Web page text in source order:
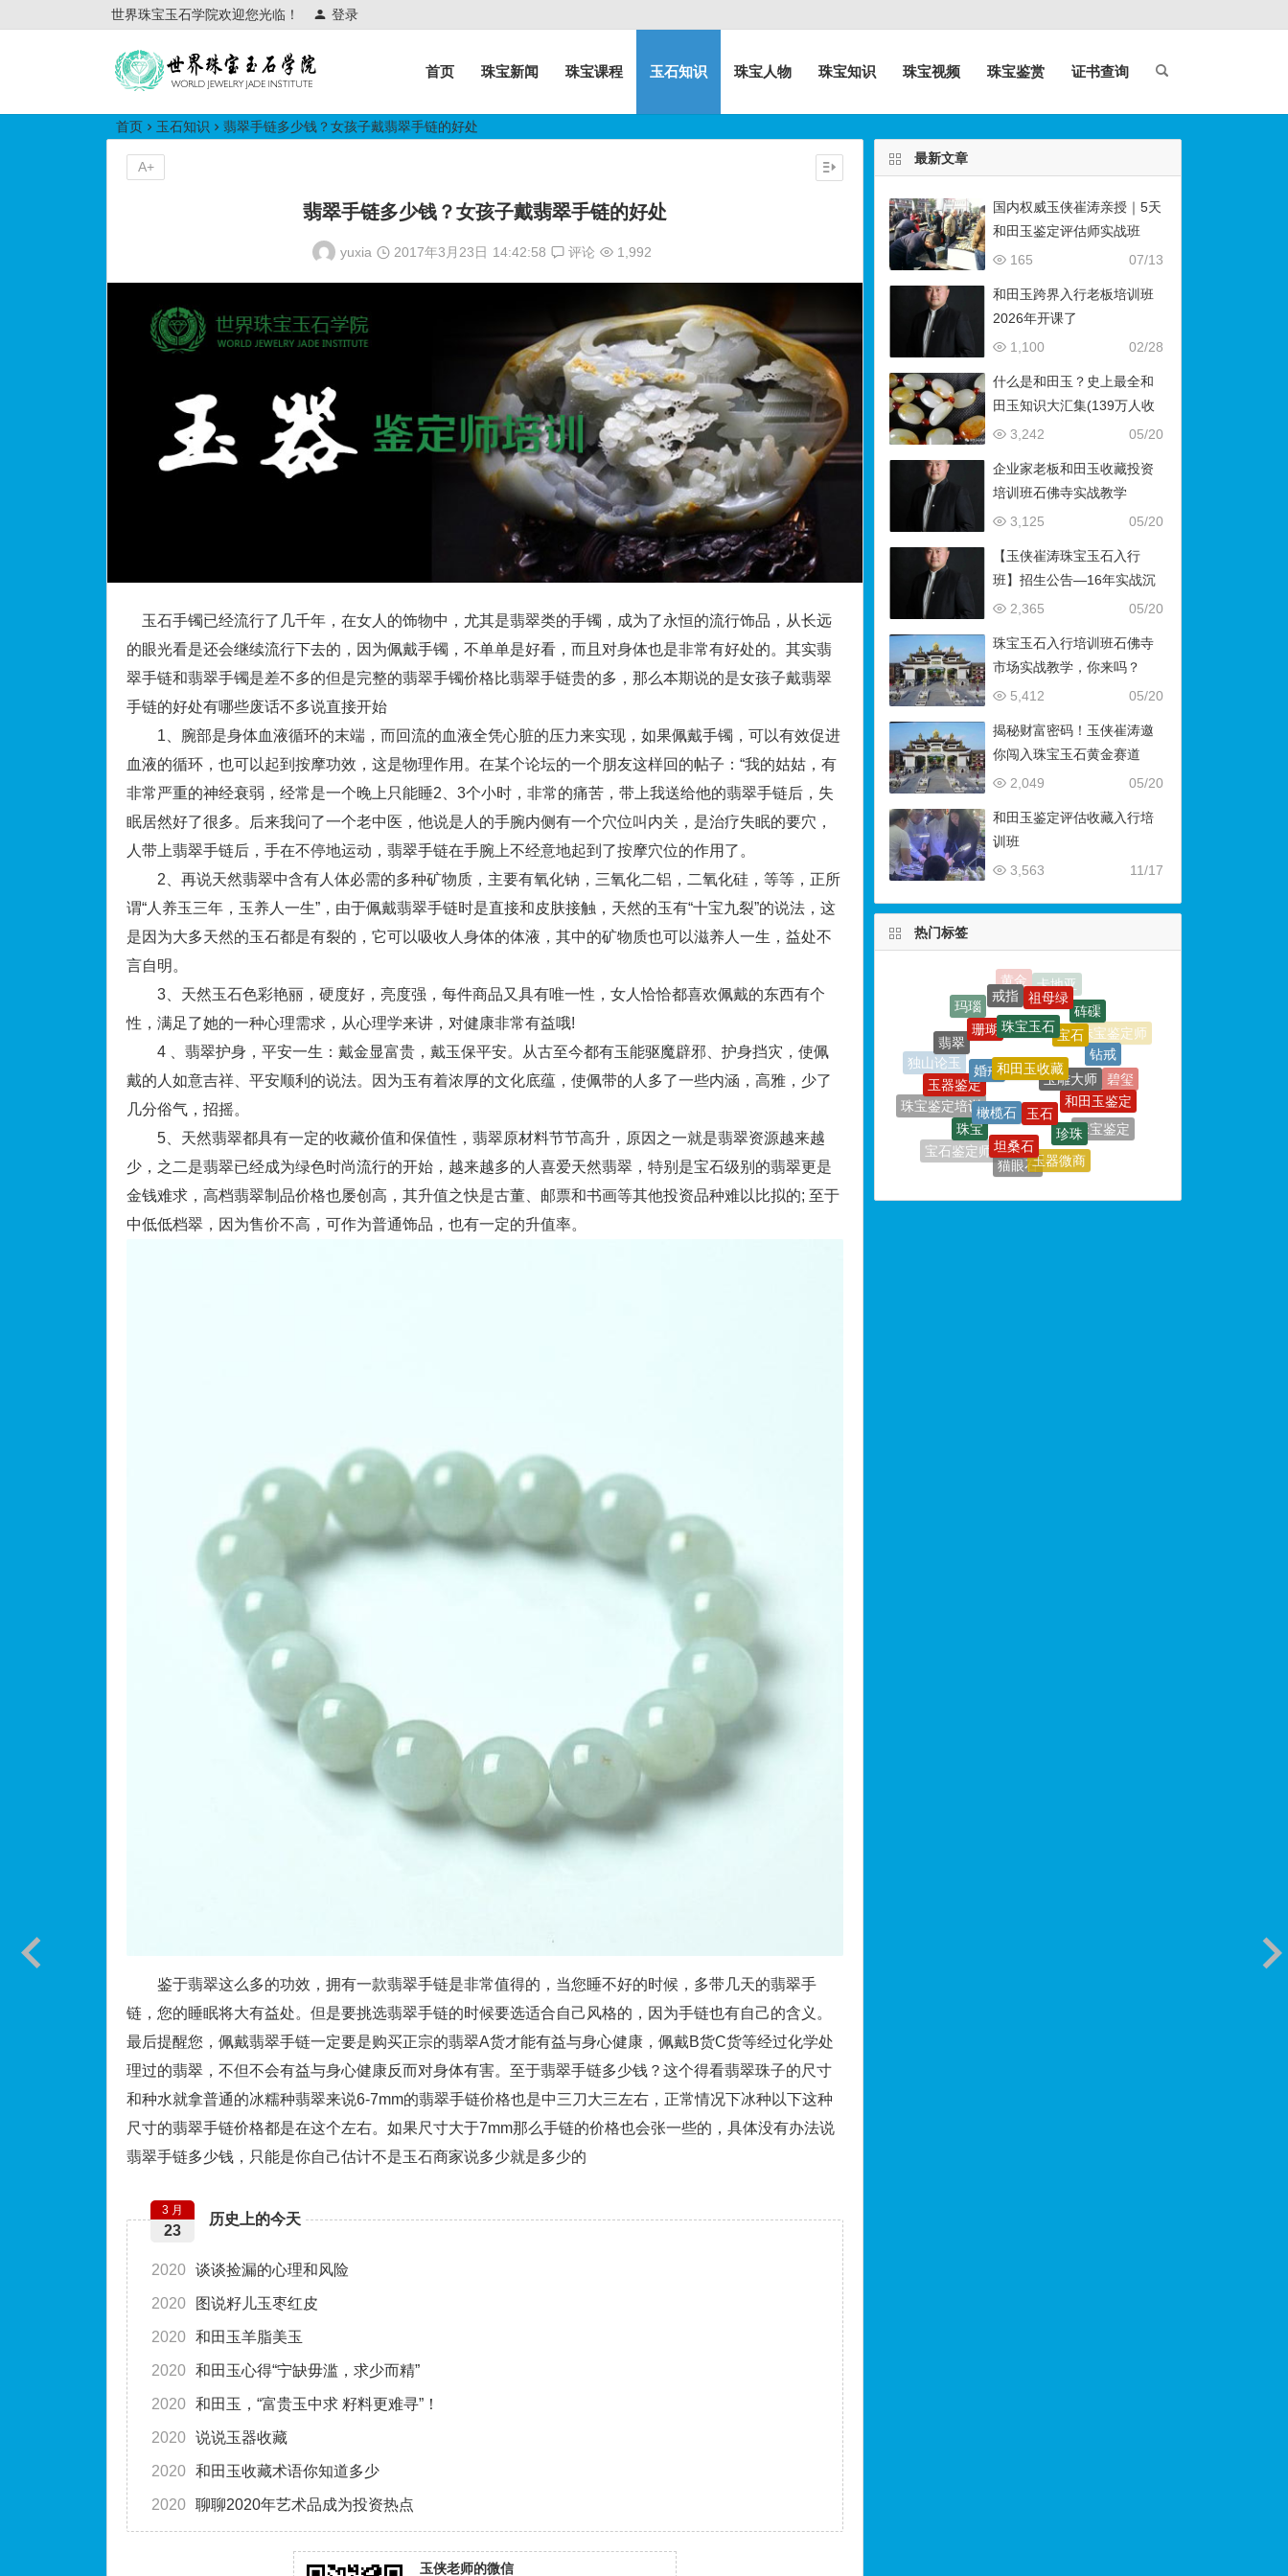
世界珠宝玉石学院欢迎您光临！ 登录
世界珠宝玉石学院培训中心
首页 珠宝新闻 珠宝课程 玉石知识 珠宝人物 珠宝知识 珠宝视频 珠宝鉴赏 证书查询
首页 玉石知识 翡翠手链多少钱？女孩子戴翡翠手链的好处
翡翠手链多少钱？女孩子戴翡翠手链的好处
yuxia 2017年3月23日 14:42:58 评论 1,992
玉石手镯已经流行了几千年，在女人的饰物中，尤其是翡翠类的手镯，成为了永恒的流行饰品，从长远
的眼光看是还会继续流行下去的，因为佩戴手镯，不单单是好看，而且对身体也是非常有好处的。其实翡
翠手链和翡翠手镯是差不多的但是完整的翡翠手镯价格比翡翠手链贵的多，那么本期说的是女孩子戴翡翠
手链的好处有哪些废话不多说直接开始
1、腕部是身体血液循环的末端，而回流的血液全凭心脏的压力来实现，如果佩戴手镯，可以有效促进
血液的循环，也可以起到按摩功效，这是物理作用。在某个论坛的一个朋友这样回的帖子：“我的姑姑，有
非常严重的神经衰弱，经常是一个晚上只能睡2、3个小时，非常的痛苦，带上我送给他的翡翠手链后，失
眠居然好了很多。后来我问了一个老中医，他说是人的手腕内侧有一个穴位叫内关，是治疗失眠的要穴，
人带上翡翠手链后，手在不停地运动，翡翠手链在手腕上不经意地起到了按摩穴位的作用了。
2、再说天然翡翠中含有人体必需的多种矿物质，主要有氧化钠，三氧化二铝，二氧化硅，等等，正所
谓“人养玉三年，玉养人一生”，由于佩戴翡翠手链时是直接和皮肤接触，天然的玉有“十宝九裂”的说法，这
是因为大多天然的玉石都是有裂的，它可以吸收人身体的体液，其中的矿物质也可以滋养人一生，益处不
言自明。
3、天然玉石色彩艳丽，硬度好，亮度强，每件商品又具有唯一性，女人恰恰都喜欢佩戴的东西有个
性，满足了她的一种心理需求，从心理学来讲，对健康非常有益哦!
4 、翡翠护身，平安一生：戴金显富贵，戴玉保平安。从古至今都有玉能驱魔辟邪、护身挡灾，使佩
戴的人如意吉祥、平安顺利的说法。因为玉有着浓厚的文化底蕴，使佩带的人多了一些内涵，高雅，少了
几分俗气，招摇。
5、天然翡翠都具有一定的收藏价值和保值性，翡翠原材料节节高升，原因之一就是翡翠资源越来越
少，之二是翡翠已经成为绿色时尚流行的开始，越来越多的人喜爱天然翡翠，特别是宝石级别的翡翠更是
金钱难求，高档翡翠制品价格也屡创高，其升值之快是古董、邮票和书画等其他投资品种难以比拟的; 至于
中低低档翠，因为售价不高，可作为普通饰品，也有一定的升值率。
鉴于翡翠这么多的功效，拥有一款翡翠手链是非常值得的，当您睡不好的时候，多带几天的翡翠手
链，您的睡眠将大有益处。但是要挑选翡翠手链的时候要选适合自己风格的，因为手链也有自己的含义。
最后提醒您，佩戴翡翠手链一定要是购买正宗的翡翠A货才能有益与身心健康，佩戴B货C货等经过化学处
理过的翡翠，不但不会有益与身心健康反而对身体有害。至于翡翠手链多少钱？这个得看翡翠珠子的尺寸
和种水就拿普通的冰糯种翡翠来说6-7mm的翡翠手链价格也是中三刀大三左右，正常情况下冰种以下这种
尺寸的翡翠手链价格都是在这个左右。如果尺寸大于7mm那么手链的价格也会张一些的，具体没有办法说
翡翠手链多少钱，只能是你自己估计不是玉石商家说多少就是多少的
历史上的今天
3 月
23
2020 谈谈捡漏的心理和风险
2020 图说籽儿玉枣红皮
2020 和田玉羊脂美玉
2020 和田玉心得“宁缺毋滥，求少而精”
2020 和田玉，“富贵玉中求 籽料更难寻”！
2020 说说玉器收藏
2020 和田玉收藏术语你知道多少
2020 聊聊2020年艺术品成为投资热点
玉侠老师的微信
A+
最新文章
国内权威玉侠崔涛亲授｜5天
和田玉鉴定评估师实战班
（石佛寺9月开班）
07/13
165
和田玉跨界入行老板培训班
2026年开课了
02/28
1,100
什么是和田玉？史上最全和
田玉知识大汇集(139万人收
藏）
05/20
3,242
企业家老板和田玉收藏投资
培训班石佛寺实战教学
05/20
3,125
【玉侠崔涛珠宝玉石入行
班】招生公告—16年实战沉
淀，助你叩开财富与传承之
05/20
2,365
珠宝玉石入行培训班石佛寺
市场实战教学，你来吗？
05/20
5,412
揭秘财富密码！玉侠崔涛邀
你闯入珠宝玉石黄金赛道
05/20
2,049
和田玉鉴定评估收藏入行培
训班
11/17
3,563
热门标签
祖母绿
独山论玉
翡翠
珊瑚
珠宝玉石
宝石
钻戒
碧玺
宝石鉴定
和田玉公盘
宝格丽
珠宝鉴定培训
玉器鉴定
婚戒和田玉收藏
玉雕大师
和田玉鉴定
珠宝鉴定
玉器
碧玉
蓝宝石
宝石鉴定师培训
珠宝
橄榄石 玉石
珍珠
玉器微商
猫眼石
坦桑石